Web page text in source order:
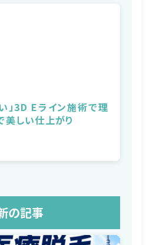
」3D Eライン施術で理
美しい仕上がり
の記事